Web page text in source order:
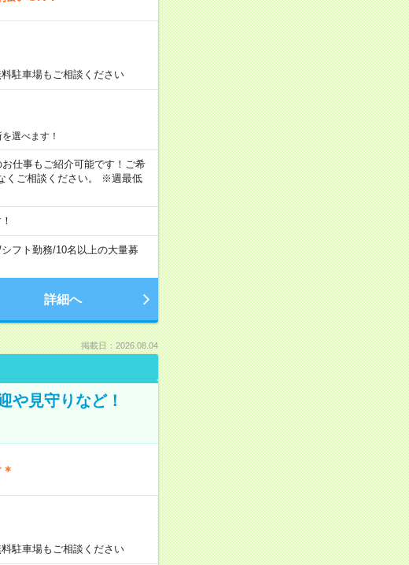
駐車場もご相談ください
選べます！
仕事もご紹介可能です！ご希
くご相談ください。 ※週最低
シフト勤務/10名以上の大量募
詳細へ
掲載日：2026.08.04
や見守りなど！
駐車場もご相談ください